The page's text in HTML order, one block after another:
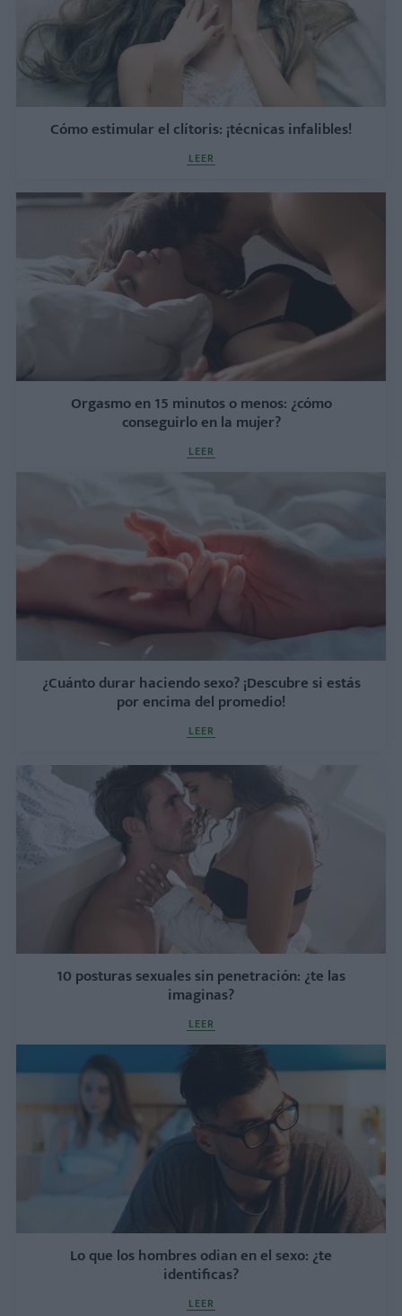
Cómo estimular el clítoris: ¡técnicas infalibles!
LEER
Orgasmo en 15 minutos o menos: ¿cómo
conseguirlo en la mujer?
LEER
¿Cuánto durar haciendo sexo? ¡Descubre si estás
por encima del promedio!
LEER
10 posturas sexuales sin penetración: ¿te las
imaginas?
LEER
Lo que los hombres odian en el sexo: ¿te
identificas?
LEER